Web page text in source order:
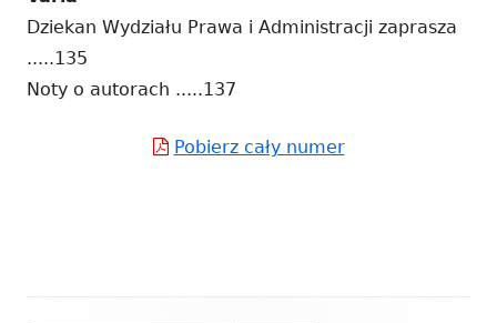
Dziekan Wydziału Prawa i Administracji zaprasza
.....135
Noty o autorach .....137
Pobierz cały numerStrona